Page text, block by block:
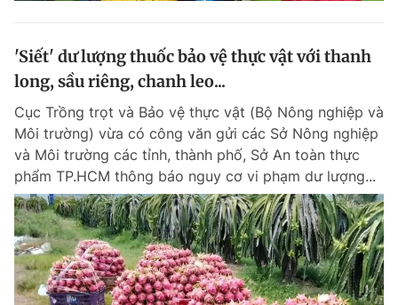
'Siết' dư lượng thuốc bảo vệ thực vật với thanh
long, sầu riêng, chanh leo...
Cục Trồng trọt và Bảo vệ thực vật (Bộ Nông nghiệp và
Môi trường) vừa có công văn gửi các Sở Nông nghiệp
và Môi trường các tỉnh, thành phố, Sở An toàn thực
phẩm TP.HCM thông báo nguy cơ vi phạm dư lượng...